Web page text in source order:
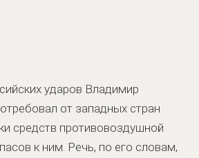
ударов Владимир
от западных стран
средств противовоздушной
к ним. Речь, по его словам,